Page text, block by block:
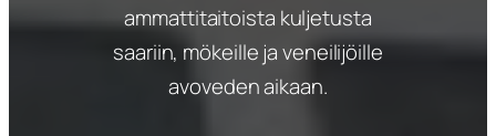
ammattitaitoista kuljetusta
saariin, mökeille ja veneilijöille
avoveden aikaan.